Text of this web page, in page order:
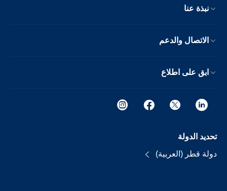
نبذة عنا
الاتصال والدعم
ابق على اطلاع
تحديد الدولة
دولة قطر (العربية)